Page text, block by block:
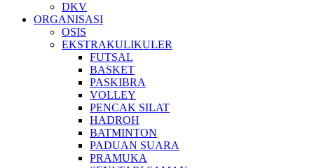
DKV
ORGANISASI
OSIS
EKSTRAKULIKULER
FUTSAL
BASKET
PASKIBRA
VOLLEY
PENCAK SILAT
HADROH
BATMINTON
PADUAN SUARA
PRAMUKA